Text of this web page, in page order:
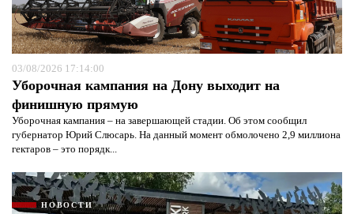
03/08/2026 17:14:00
Уборочная кампания на Дону выходит на
финишную прямую
Уборочная кампания – на завершающей стадии. Об этом сообщил
губернатор Юрий Слюсарь. На данный момент обмолочено 2,9 миллиона
гектаров – это порядк...
НОВОСТИ